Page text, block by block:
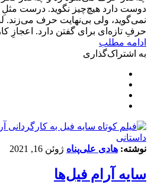
دوست دارد هیچ‌چیز نگوید. درست
نمی‌گوید، ولی بی‌نهایت حرف
حرفِ تازه‌ای برای گفتن دارد. اعجازِ
ادامه مطلب
به اشتراک‌گذاری
داستانی
نوشته: هادی علی‌پناه ژوئن 16, 2021
سایه آرام فیل‌ها